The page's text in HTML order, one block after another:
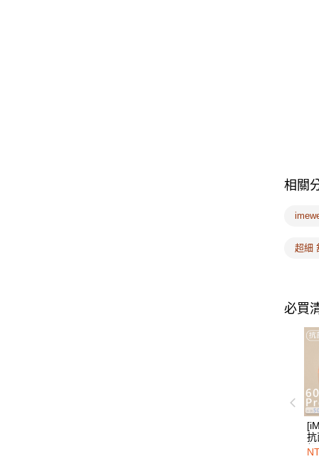
相關
超細
必買
抗